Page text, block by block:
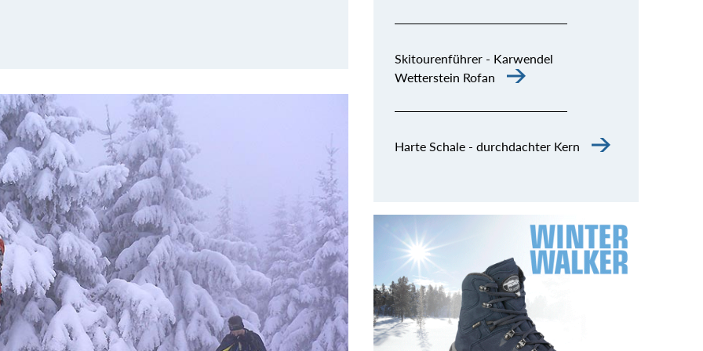
Skitourenführer - Karwendel
Wetterstein Rofan
Harte Schale - durchdachter Kern